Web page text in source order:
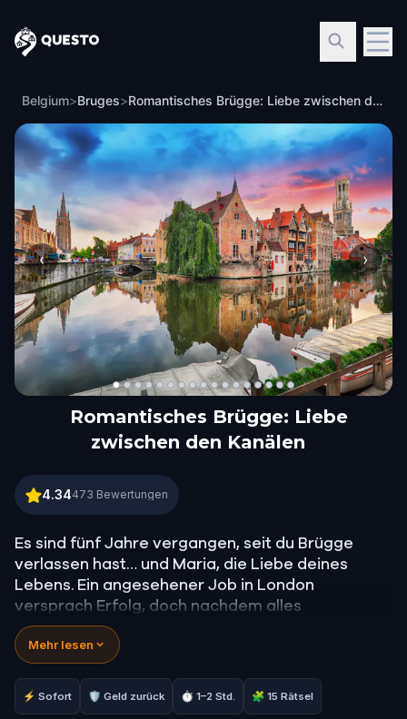
Questo
Belgium>Bruges> Romantisches Brügge: Liebe zwischen den Kanälen
‹ ›
Romantisches Brügge: Liebe
zwischen den Kanälen
Romantisches Brügge: Liebe zwischen den
4.34473 Bewertungen
Es sind fünf Jahre vergangen, seit du Brügge
verlassen hast… und Maria, die Liebe deines
Lebens. Ein angesehener Job in London
versprach Erfolg, doch nachdem alles
auseinandergefallen ist, zählt jetzt nur noch
eines: sie zurückzugewinnen.
Schlendere durch die Kopfsteinpflasterstraßen
und märchenhaften Kanäle von Brügge, folge
poetischen Hinweisen, die dich zurück zu
Mehr lesen
⚡ Sofort 🛡 Geld zurück ⏱ 1–2 Std. 🧩 15 Rätsel